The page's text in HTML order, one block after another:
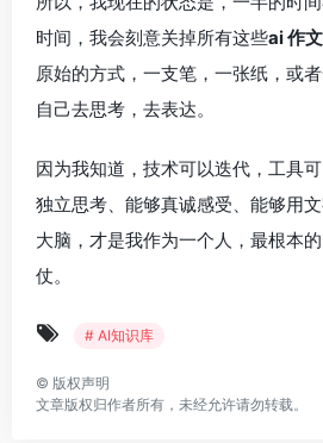
时间，我会刻意关掉所有这些ai 作
原始的方式，一支笔，一张纸，或
自己去思考，去表达。
因为我知道，技术可以迭代，工具
独立思考、能够真诚感受、能够用
大脑，才是我作为一个人，最根本
仗。
# AI知识库
© 版权声明
文章版权归作者所有，未经允许请勿转载。